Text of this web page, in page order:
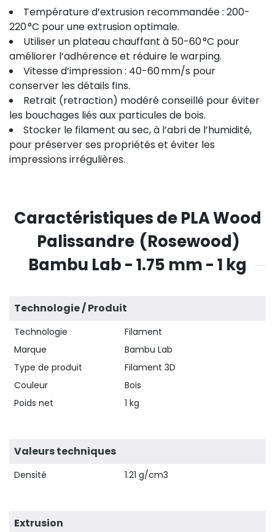
Température d’extrusion recommandée : 200-
220 °C pour une extrusion optimale.
Utiliser un plateau chauffant à 50-60 °C pour
améliorer l’adhérence et réduire le warping.
Vitesse d’impression : 40-60 mm/s pour
conserver les détails fins.
Retrait (retraction) modéré conseillé pour éviter
les bouchages liés aux particules de bois.
Stocker le filament au sec, à l’abri de l’humidité,
pour préserver ses propriétés et éviter les
impressions irrégulières.
Caractéristiques de PLA Wood
Palissandre (Rosewood)
Bambu Lab - 1.75 mm - 1 kg
Technologie / Produit
Technologie
Filament
Marque
Bambu Lab
Type de produit
Filament 3D
Couleur
Bois
Poids net
1 kg
Valeurs techniques
Densité 1.21 g/cm3
Extrusion